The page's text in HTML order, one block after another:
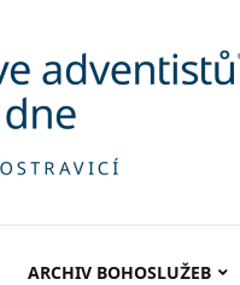
ARCHIV BOHOSLUŽEB